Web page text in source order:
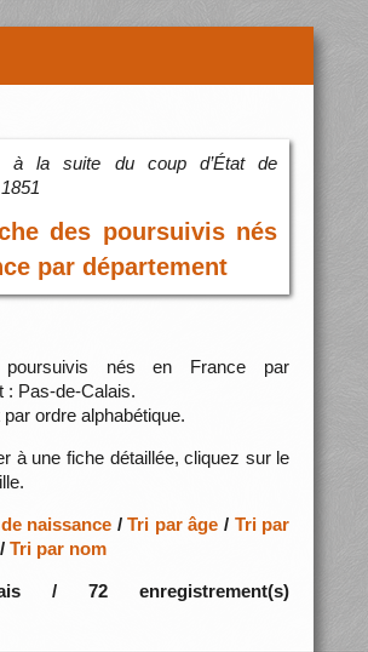
à la suite du coup d’État de
des poursuivis nés
par département
nés en France par
: Pas-de-Calais.
ordre alphabétique.
à une fiche détaillée, cliquez sur le
naissance /Tri par âge / Tri par
Tri par nom
/ 72 enregistrement(s)